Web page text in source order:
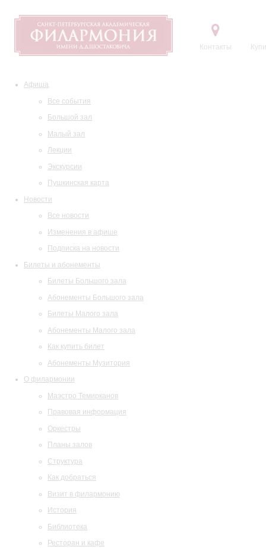
Контакты
Афиша
Все события
Большой зал
Малый зал
Лекции
Экскурсии
Пушкинская карта
Новости
Все новости
Изменения в афише
Подписка на новости
Билеты и абонементы
Билеты Большого зала
Абонементы Большого зала
Билеты Малого зала
Абонементы Малого зала
Как купить билет
Абонементы Музитория
О филармонии
Маэстро Темирканов
Правовая информация
Оркестры
Планы залов
Структура
Как добраться
Визит в филармонию
История
Библиотека
Ресторан и кафе